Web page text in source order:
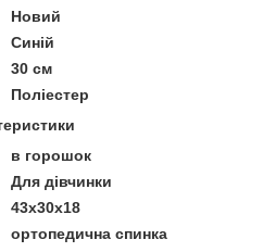
Новий
Синій
30 см
Поліестер
в горошок
Для дівчинки
43х30х18
ортопедична спинка